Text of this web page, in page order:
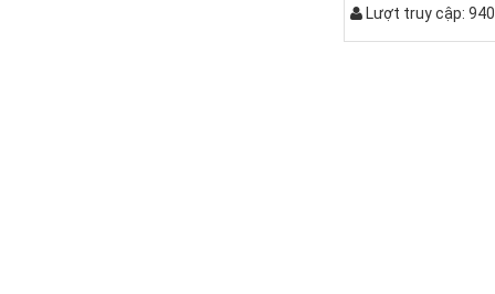
Lượt truy cập: